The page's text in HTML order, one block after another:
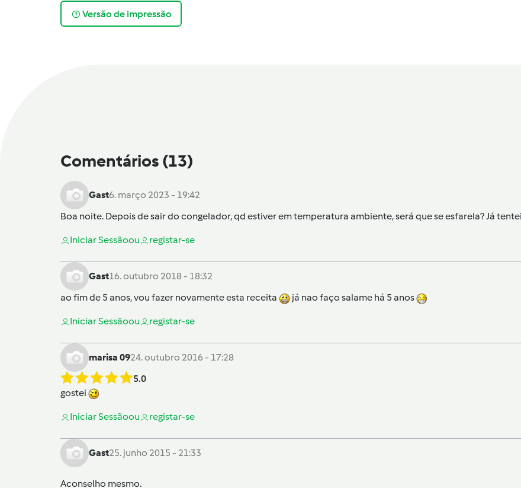
Versão de impressão
Comentários (13)
Gast6. março 2023 - 19:42
Boa noite. Depois de sair do congelador, qd estiver em temperatura ambiente, será que se esfarela? Já
Iniciar Sessãoou registar-se
Gast16. outubro 2018 - 18:32
ao fim de 5 anos, vou fazer novamente esta receita
já nao faço salame há 5 anos
Iniciar Sessãoou registar-se
marisa 0924. outubro 2016 - 17:28
5.0
gostei
Iniciar Sessãoou registar-se
Gast25. junho 2015 - 21:33
Aconselho mesmo.